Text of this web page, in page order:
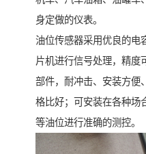
身定做的仪表。
油位传感器采用优良的电
片机进行信号处理，精度
部件，耐冲击、安装方便
格比好；可安装在各种场
等油位进行准确的测控。